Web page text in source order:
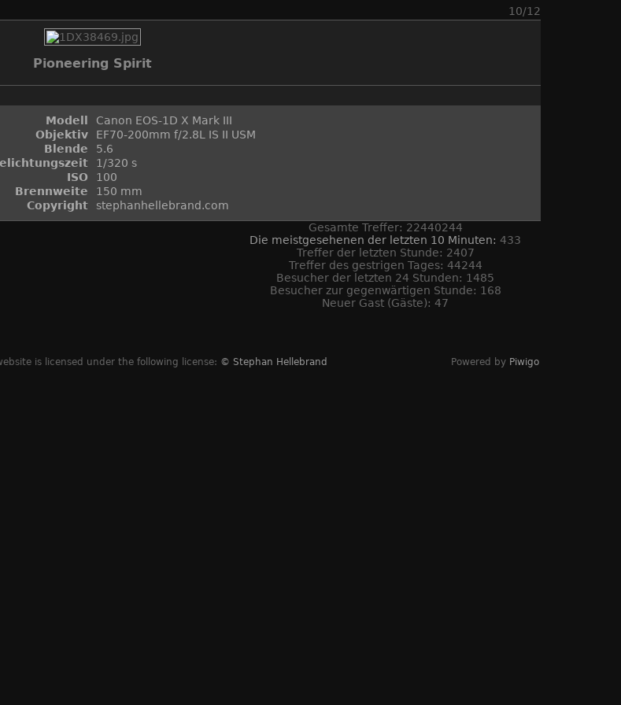
10/12
Pioneering Spirit
Modell
Canon EOS-1D X Mark III
Objektiv
EF70-200mm f/2.8L IS II USM
Blende
5.6
1/320 s
ISO
100
Brennweite
150 mm
Copyright
stephanhellebrand.com
Gesamte Treffer: 22440244
Die meistgesehenen der letzten 10 Minuten: 433
Treffer der letzten Stunde: 2407
Treffer des gestrigen Tages: 44244
Besucher der letzten 24 Stunden: 1485
Besucher zur gegenwärtigen Stunde: 168
Neuer Gast (Gäste): 47
is licensed under the following license: © Stephan Hellebrand
Powered by Piwigo